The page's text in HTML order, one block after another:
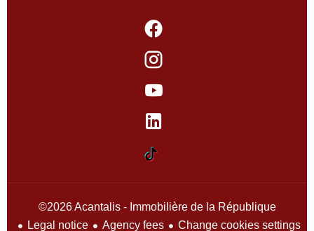
©2026 Acantalis - Immobilière de la République
Legal notice
Agency fees Change cookies settings